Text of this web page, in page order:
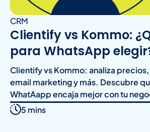
CRM
Clientify vs Kommo:
para WhatsApp
Clientify vs Kommo: analiza
email marketing y más. Descubre
WhatAapp encaja mejor con tu
5 mins